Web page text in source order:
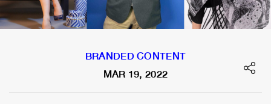
BRANDED CONTENT
MAR 19, 2022